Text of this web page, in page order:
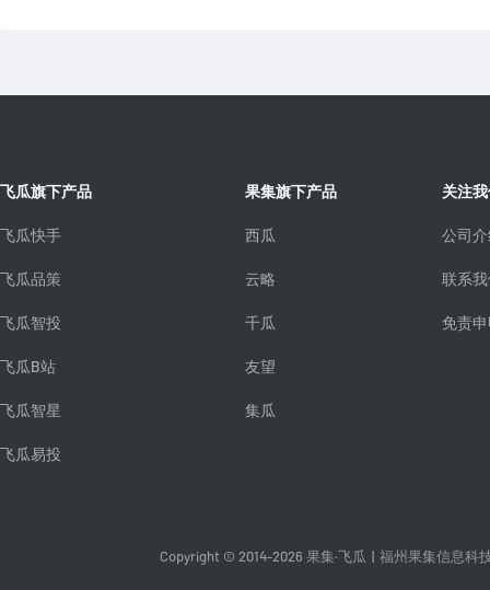
飞瓜旗下产品
飞瓜快手
飞瓜品策
飞瓜智投
飞瓜B站
飞瓜智星
飞瓜易投
果集旗下产品
西瓜
云略
千瓜
友望
集瓜
关注
公司
联系
免责
Copyright © 2014-2026 果集·飞瓜 福州果集信息科